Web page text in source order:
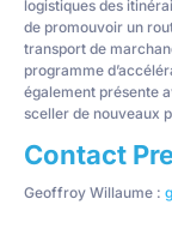
logistiques des
de promouvoir un
transport de
programme
également présente
sceller de nouveaux
Contact
Geoffroy Willaume :